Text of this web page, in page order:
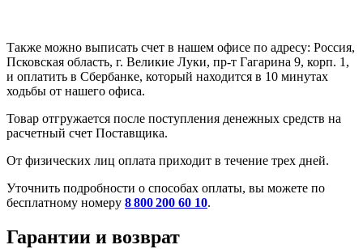
Также можно выписать счет в нашем офисе по адресу: Россия,
Псковская область, г. Великие Луки, пр-т Гагарина 9, корп. 1,
и оплатить в Сбербанке, который находится в 10 минутах
ходьбы от нашего офиса.
Товар отгружается после поступления денежных средств на
расчетный счет Поставщика.
От физических лиц оплата приходит в течение трех дней.
Уточнить подробности о способах оплаты, вы можете по
бесплатному номеру 8 800 200 60 10.
Гарантии и возврат